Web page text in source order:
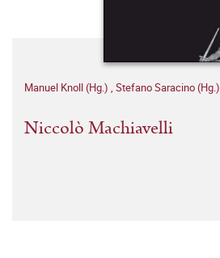
Manuel Knoll (Hg.) , Stefano Saracino (Hg.)
Niccolò Machiavelli